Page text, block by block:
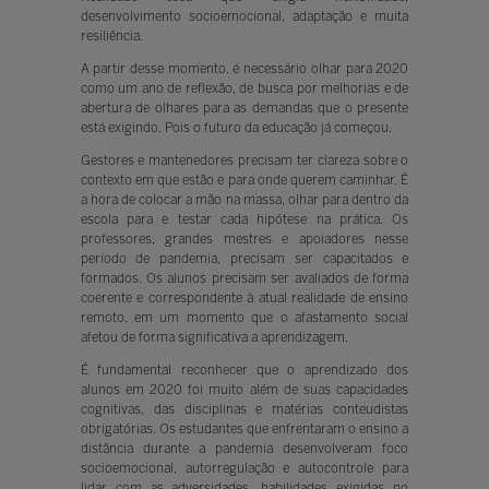
desenvolvimento socioemocional, adaptação e muita
resiliência.
A partir desse momento, é necessário olhar para 2020
como um ano de reflexão, de busca por melhorias e de
abertura de olhares para as demandas que o presente
está exigindo. Pois o futuro da educação já começou.
Gestores e mantenedores precisam ter clareza sobre o
contexto em que estão e para onde querem caminhar. É
a hora de colocar a mão na massa, olhar para dentro da
escola para e testar cada hipótese na prática. Os
professores, grandes mestres e apoiadores nesse
período de pandemia, precisam ser capacitados e
formados. Os alunos precisam ser avaliados de forma
coerente e correspondente à atual realidade de ensino
remoto, em um momento que o afastamento social
afetou de forma significativa a aprendizagem.
É fundamental reconhecer que o aprendizado dos
alunos em 2020 foi muito além de suas capacidades
cognitivas, das disciplinas e matérias conteudistas
obrigatórias. Os estudantes que enfrentaram o ensino a
distância durante a pandemia desenvolveram foco
socioemocional, autorregulação e autocontrole para